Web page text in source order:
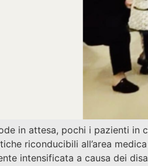
in attesa, pochi i pazienti in
riconducibili all’area
intensificata a causa dei